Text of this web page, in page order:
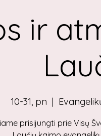
ir
10-31, pn
  |
prisijungti prie Visų